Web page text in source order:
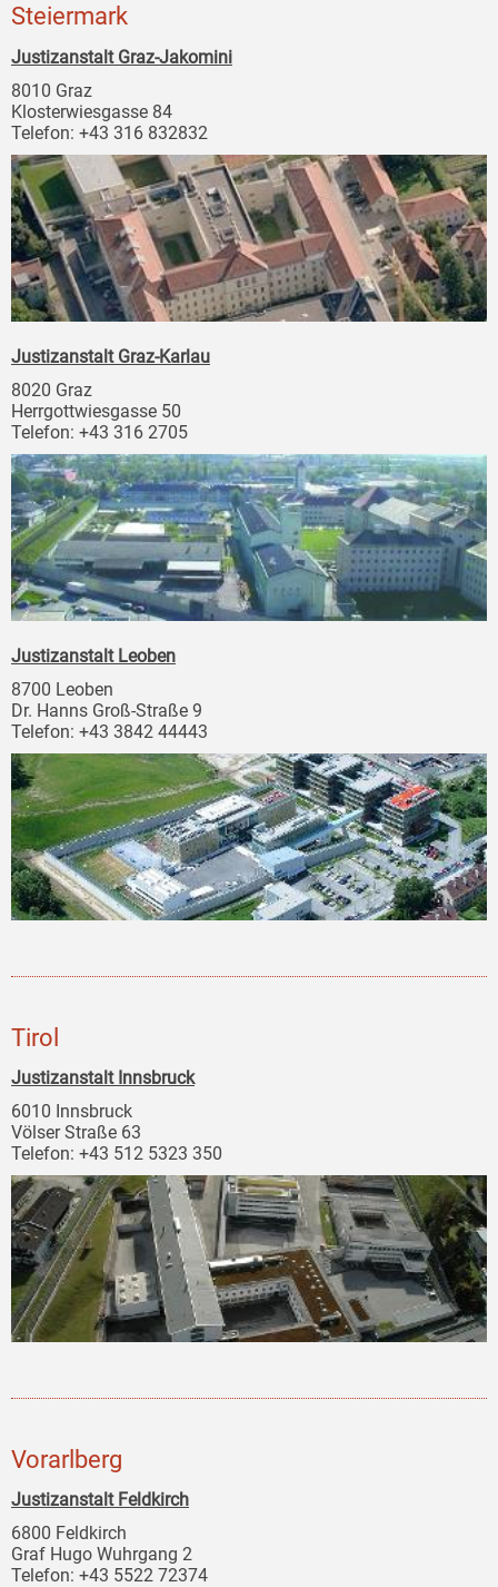
Steiermark
Justizanstalt Graz-Jakomini
8010 Graz
Klosterwiesgasse 84
Telefon: +43 316 832832
Justizanstalt Graz-Karlau
8020 Graz
Herrgottwiesgasse 50
Telefon: +43 316 2705
Justizanstalt Leoben
8700 Leoben
Dr. Hanns Groß-Straße 9
Telefon: +43 3842 44443
Tirol
Justizanstalt Innsbruck
6010 Innsbruck
Völser Straße 63
Telefon: +43 512 5323 350
Vorarlberg
Justizanstalt Feldkirch
6800 Feldkirch
Graf Hugo Wuhrgang 2
Telefon: +43 5522 72374